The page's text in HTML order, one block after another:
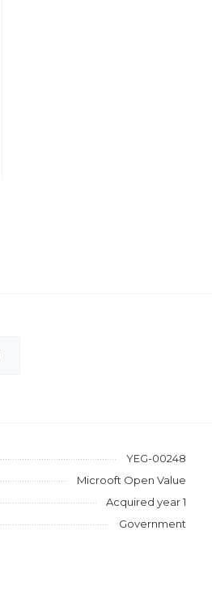
YEG-00248
Microoft Open Value
Acquired year 1
Government